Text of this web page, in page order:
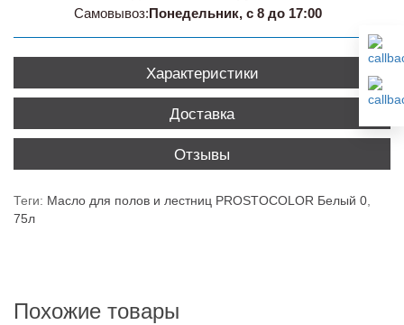
Самовывоз:Понедельник, с 8 до 17:00
Характеристики
Доставка
Отзывы
Теги: Масло для полов и лестниц PROSTOCOLOR Белый 0,
75л
Похожие товары